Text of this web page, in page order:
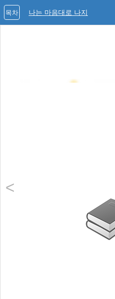
나는 마음대로 나지
목차
<